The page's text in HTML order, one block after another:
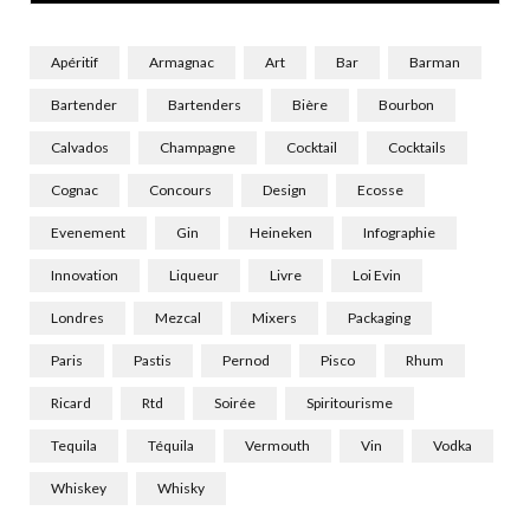
Apéritif Armagnac Art Bar Barman
Bartender Bartenders Bière Bourbon
Calvados Champagne Cocktail Cocktails
Cognac Concours Design Ecosse
Evenement Gin Heineken Infographie
Innovation Liqueur Livre Loi Evin
Londres Mezcal Mixers Packaging
Paris Pastis Pernod Pisco Rhum
Ricard Rtd Soirée Spiritourisme
Tequila Téquila Vermouth Vin Vodka
Whiskey Whisky